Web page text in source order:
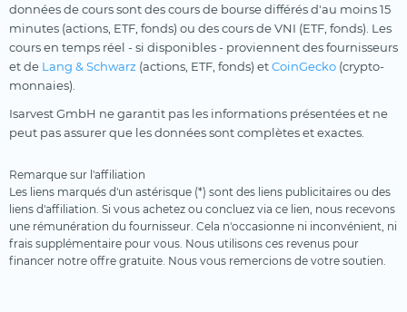
données de cours sont des cours de bourse différés d'au moins 15
minutes (actions, ETF, fonds) ou des cours de VNI (ETF, fonds). Les
cours en temps réel - si disponibles - proviennent des fournisseurs
et de Lang & Schwarz (actions, ETF, fonds) etCoinGecko (crypto-
monnaies).
Isarvest GmbH ne garantit pas les informations présentées et ne
peut pas assurer que les données sont complètes et exactes.
Remarque sur l'affiliation
Les liens marqués d'un astérisque (*) sont des liens publicitaires ou des
liens d'affiliation. Si vous achetez ou concluez via ce lien, nous recevons
une rémunération du fournisseur. Cela n'occasionne ni inconvénient, ni
frais supplémentaire pour vous. Nous utilisons ces revenus pour
financer notre offre gratuite. Nous vous remercions de votre soutien.